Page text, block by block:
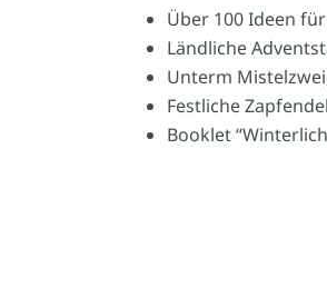
Über 100 Ideen
Ländliche
Unterm
Festliche
Booklet